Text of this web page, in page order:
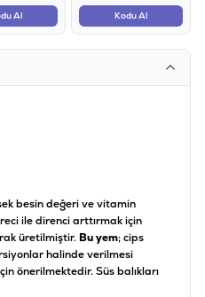
Al
Kodu Al
besin değeri ve vitamin
ile direnci arttırmak için
üretilmiştir. Bu yem; cips
halinde verilmesi
önerilmektedir. Süs balıkları